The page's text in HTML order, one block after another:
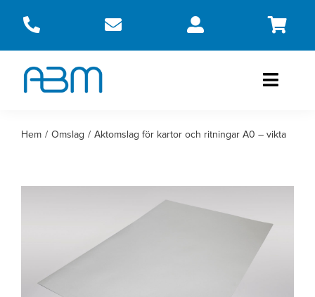
Toggle
Produkter
Webbshop
Hem Omslag Aktomslag för kartor och ritningar A0 – vikta